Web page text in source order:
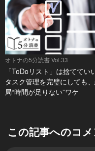
オトナの5分読書 Vol.33
「ToDoリスト」は捨ててい
タスク管理を完璧にしても
局“時間が足りない”ワケ
この記事へのコメ